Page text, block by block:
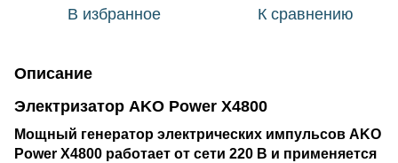
В избранное К сравнению
Описание
Электризатор AKO Power X4800
Мощный генератор электрических импульсов AKO
Power X4800 работает от сети 220 В и применяется